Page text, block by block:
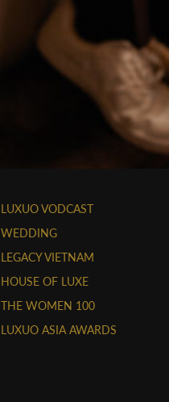
LUXUO VODCAST
WEDDING
LEGACY VIETNAM
HOUSE OF LUXE
THE WOMEN 100
LUXUO ASIA AWARDS